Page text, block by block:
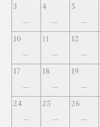
3
–
4
–
5
–
10
–
11
–
12
–
17
–
18
–
19
–
24
–
25
–
26
–